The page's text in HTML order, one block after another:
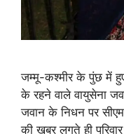
जम्मू-कश्मीर के पुंछ में
के रहने वाले वायुसेना
जवान के निधन पर
की खबर लगते ही